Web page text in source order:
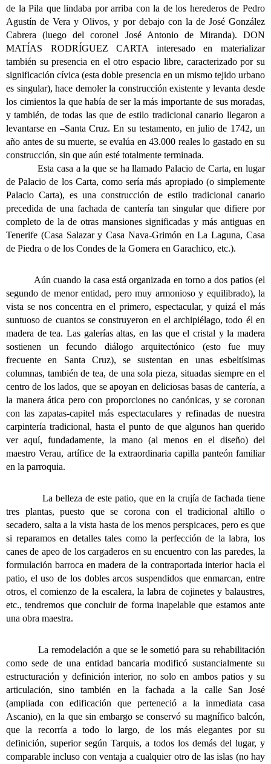
de la Pila que lindaba por arriba con la de los herederos de Pedro
Agustín de Vera y Olivos, y por debajo con la de José González
Cabrera (luego del coronel José Antonio de Miranda). DON
MATÍAS RODRÍGUEZ CARTA interesado en materializar
también su presencia en el otro espacio libre, caracterizado por su
significación cívica (esta doble presencia en un mismo tejido urbano
es singular), hace demoler la construcción existente y levanta desde
los cimientos la que había de ser la más importante de sus moradas,
y también, de todas las que de estilo tradicional canario llegaron a
levantarse en –Santa Cruz. En su testamento, en julio de 1742, un
año antes de su muerte, se evalúa en 43.000 reales lo gastado en su
construcción, sin que aún esté totalmente terminada.
Esta casa a la que se ha llamado Palacio de Carta, en lugar
de Palacio de los Carta, como sería más apropiado (o simplemente
Palacio Carta), es una construcción de estilo tradicional canario
precedida de una fachada de cantería tan singular que difiere por
completo de la de otras mansiones significadas y más antiguas en
Tenerife (Casa Salazar y Casa Nava-Grimón en La Laguna, Casa
de Piedra o de los Condes de la Gomera en Garachico, etc.).
Aún cuando la casa está organizada en torno a dos patios (el
segundo de menor entidad, pero muy armonioso y equilibrado), la
vista se nos concentra en el primero, espectacular, y quizá el más
suntuoso de cuantos se construyeron en el archipiélago, todo él en
madera de tea. Las galerías altas, en las que el cristal y la madera
sostienen un fecundo diálogo arquitectónico (esto fue muy
frecuente en Santa Cruz), se sustentan en unas esbeltísimas
columnas, también de tea, de una sola pieza, situadas siempre en el
centro de los lados, que se apoyan en deliciosas basas de cantería, a
la manera ática pero con proporciones no canónicas, y se coronan
con las zapatas-capitel más espectaculares y refinadas de nuestra
carpintería tradicional, hasta el punto de que algunos han querido
ver aquí, fundadamente, la mano (al menos en el diseño) del
maestro Verau, artífice de la extraordinaria capilla panteón familiar
en la parroquia.
La belleza de este patio, que en la crujía de fachada tiene
tres plantas, puesto que se corona con el tradicional altillo o
secadero, salta a la vista hasta de los menos perspicaces, pero es que
si reparamos en detalles tales como la perfección de la labra, los
canes de apeo de los cargaderos en su encuentro con las paredes, la
formulación barroca en madera de la contraportada interior hacia el
patio, el uso de los dobles arcos suspendidos que enmarcan, entre
otros, el comienzo de la escalera, la labra de cojinetes y balaustres,
etc., tendremos que concluir de forma inapelable que estamos ante
una obra maestra.
La remodelación a que se le sometió para su rehabilitación
como sede de una entidad bancaria modificó sustancialmente su
estructuración y definición interior, no solo en ambos patios y su
articulación, sino también en la fachada a la calle San José
(ampliada con edificación que perteneció a la inmediata casa
Ascanio), en la que sin embargo se conservó su magnífico balcón,
que la recorría a todo lo largo, de los más elegantes por su
definición, superior según Tarquis, a todos los demás del lugar, y
comparable incluso con ventaja a cualquier otro de las islas (no hay